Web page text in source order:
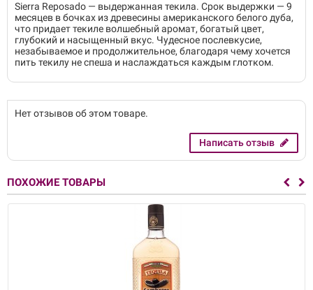
Sierra Reposado — выдержанная текила. Срок выдержки — 9
месяцев в бочках из древесины американского белого дуба,
что придает текиле волшебный аромат, богатый цвет,
глубокий и насыщенный вкус. Чудесное послевкусие,
незабываемое и продолжительное, благодаря чему хочется
пить текилу не спеша и наслаждаться каждым глотком.
Нет отзывов об этом товаре.
Написать отзыв
ПОХОЖИЕ ТОВАРЫ